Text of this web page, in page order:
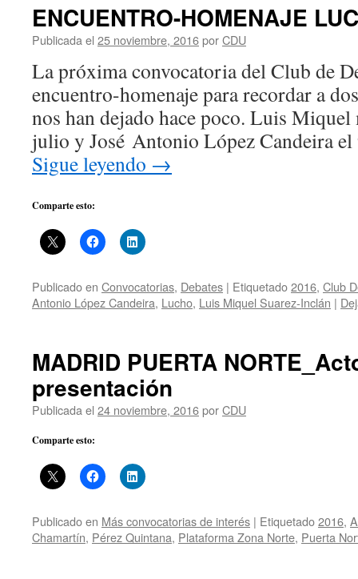
ENCUENTRO-HOMENAJE
Publicada el 25 noviembre, 2016porCDU
La próxima convocatoria del Club de
encuentro-homenaje para recordar a
nos han dejado hace poco. Luis
julio y José Antonio López Candeira
Sigue leyendo →
Comparte esto:
Publicado en Convocatorias, Debates | Etiquetado2016, Club
Antonio López Candeira, Lucho, Luis Miquel Suarez-Inclán |
MADRID PUERTA
presentación
Publicada el 24 noviembre, 2016porCDU
Comparte esto:
Publicado en Más convocatorias de interés | Etiquetado2016,
Chamartín, Pérez Quintana, Plataforma Zona Norte, Puerta